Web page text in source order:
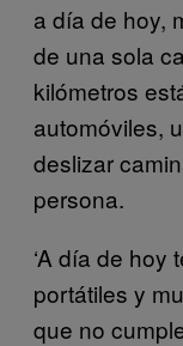
a día de hoy,
de una sola
kilómetros
automóviles,
deslizar
persona.
‘A día de hoy
portátiles y
que no